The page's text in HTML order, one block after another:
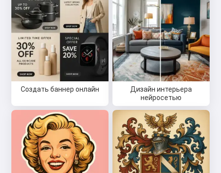
Создать баннер онлайн
Дизайн интерьера
нейросетью